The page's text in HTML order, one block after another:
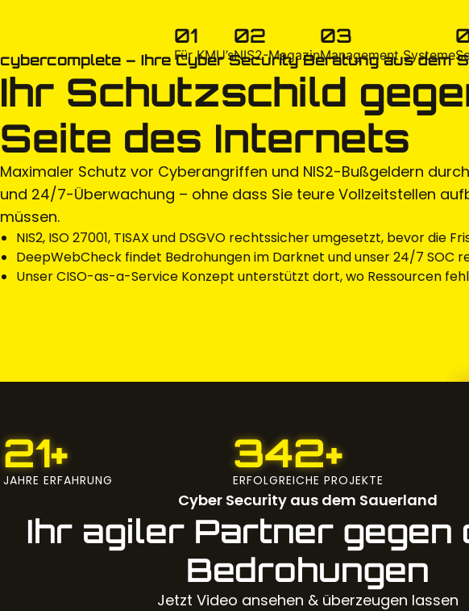
01
Für KMU’s
02
NIS2-Magazin
03
Management Systeme
cybercomplete – Ihre Cyber Security Beratung aus dem
Ihr Schutzschild
Seite des Internets
Maximaler Schutz vor Cyberangriffen und NIS2-Bußgeldern
und 24/7-Überwachung – ohne dass Sie teure Vollzeitstellen
müssen.
NIS2, ISO 27001, TISAX und DSGVO rechtssicher umgesetzt, bevor die
DeepWebCheck findet Bedrohungen im Darknet und unser 24/7 SOC
Unser CISO-as-a-Service Konzept unterstützt dort, wo Ressourcen
21+
JAHRE ERFAHRUNG
342+
ERFOLGREICHE PROJEKTE
Cyber Security aus dem Sauerland
Ihr agiler Partner gegen
Bedrohungen
Jetzt Video ansehen & überzeugen lassen